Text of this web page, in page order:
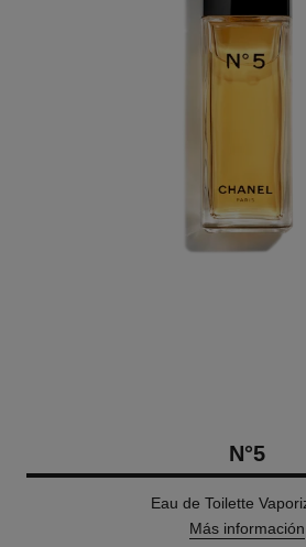
N°5
Eau de Toilette
Más información